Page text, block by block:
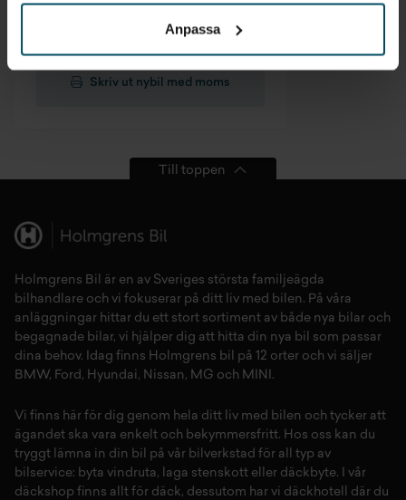
Anpassa
Skriv ut nybil med moms
Till toppen
Holmgrens Bil är en av Sveriges största familjeägda
bilhandlare och vi fokuserar på ditt liv med bilen. På våra
anläggningar hittar du ett stort sortiment av både nya bilar och
begagnade bilar, vi hjälper dig att hitta din nya bil som passar
dina behov. Idag finns Holmgrens bil på 12 orter och vi säljer
BMW, Ford , Hyundai, Nissan , MG och MINI .
Vi finns här för dig genom hela ditt liv med bilen och tycker att
ägandet ska vara enkelt och bekymmersfritt. Hos oss kan du
tryggt lämna in din bil på vår bilverkstad för all typ av
bilservice: byta vindruta, laga stenskott eller däckbyte. I vår
däckshop finns allt för däck, dessutom har vi däckhotell d är du